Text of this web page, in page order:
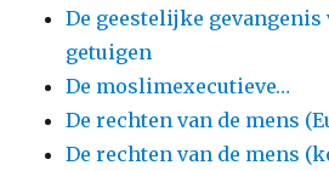
De geestelijke gevangenis
getuigen
De moslimexecutieve…
De rechten van de mens
De rechten van de mens